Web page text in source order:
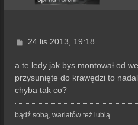
P
o
s
24 lis 2013, 19:18
a te ledy jak bys montował od
przysunięte do krawędzi to
chyba tak co?
bądź sobą, wariatów też lubią